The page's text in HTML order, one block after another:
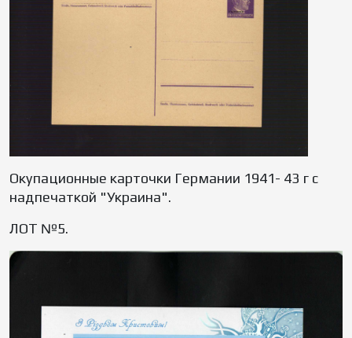
Окупационные карточки Германии 1941- 43 г с
надпечаткой "Украина".
ЛОТ №5.